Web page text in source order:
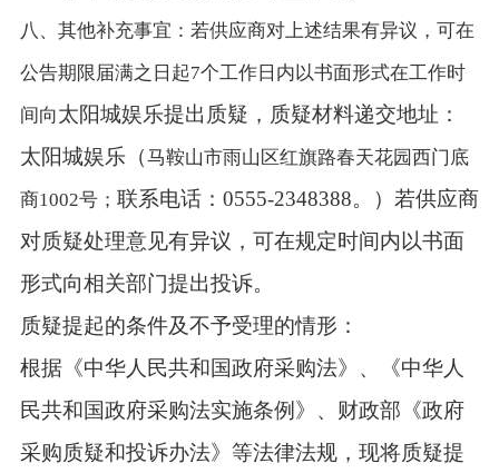
八、其他补充事宜：若供应商对上述结果有异议，可在
公告期限届满之日起7个工作日内以书面形式在工作时
间向太阳城娱乐提出质疑，质疑材料递交地址：
太阳城娱乐（马鞍山市雨山区红旗路春天花园西门底
商1002号； 联系电话： 0555-2348388。 ） 若供应商
对质疑处理意见有异议，可在规定时间内以书面
形式向相关部门提出投诉。
质疑提起的条件及不予受理的情形：
根据《中华人民共和国政府采购法》、《中华人
民共和国政府采购法实施条例》、财政部《政府
采购质疑和投诉办法》等法律法规，现将质疑提